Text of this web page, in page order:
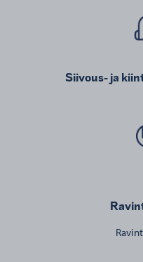
Siivous- ja